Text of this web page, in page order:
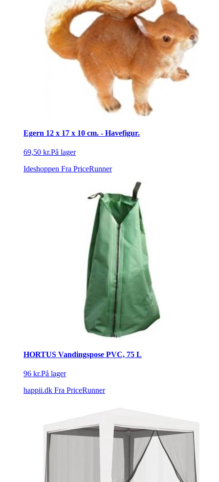
Egern 12 x 17 x 10 cm. - Havefigur.
69,50 kr.På lager
Ideshoppen Fra PriceRunner
HORTUS Vandingspose PVC, 75 L
96 kr.På lager
happii.dk Fra PriceRunner